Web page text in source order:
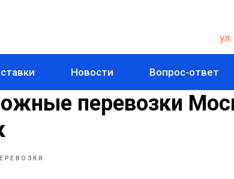
Новости Вопрос-ответ
перевозки